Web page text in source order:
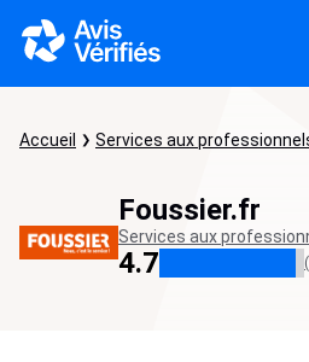
Accueil Services aux
Foussier.fr
Services aux
4.7